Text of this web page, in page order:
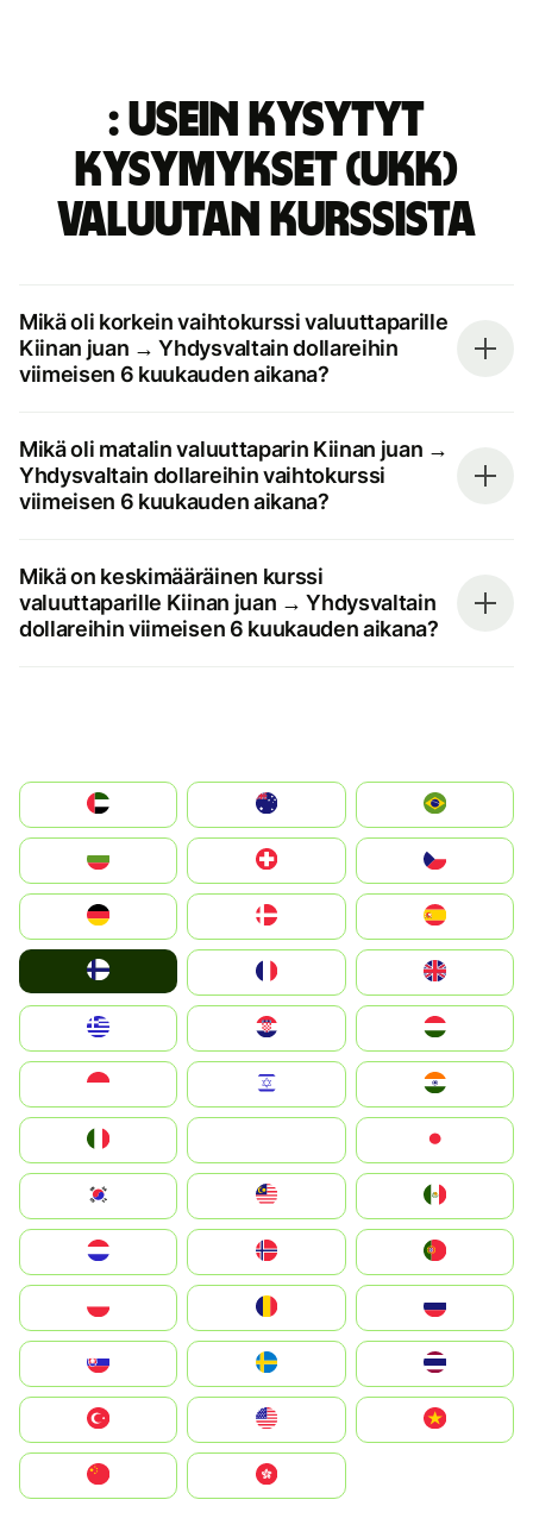
: Usein kysytyt
kysymykset (UKK)
valuutan kurssista
Mikä oli korkein vaihtokurssi valuuttaparille
Kiinan juan → Yhdysvaltain dollareihin
viimeisen 6 kuukauden aikana?
Mikä oli matalin valuuttaparin Kiinan juan →
Yhdysvaltain dollareihin vaihtokurssi
viimeisen 6 kuukauden aikana?
Mikä on keskimääräinen kurssi
valuuttaparille Kiinan juan → Yhdysvaltain
dollareihin viimeisen 6 kuukauden aikana?
الإمارات العربية المتحدة
Switzerland
Deutschland
United Kingdom
Magyarország
South Korea
United States
中國香港特別行政區